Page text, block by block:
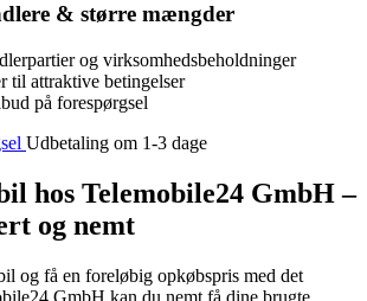
& større mængder
og virksomhedsbeholdninger
til attraktive betingelser
på forespørgsel
Udbetaling om 1-3 dage
hos Telemobile24 GmbH –
og nemt
og få en foreløbig opkøbspris med det
GmbH kan du nemt få dine brugte